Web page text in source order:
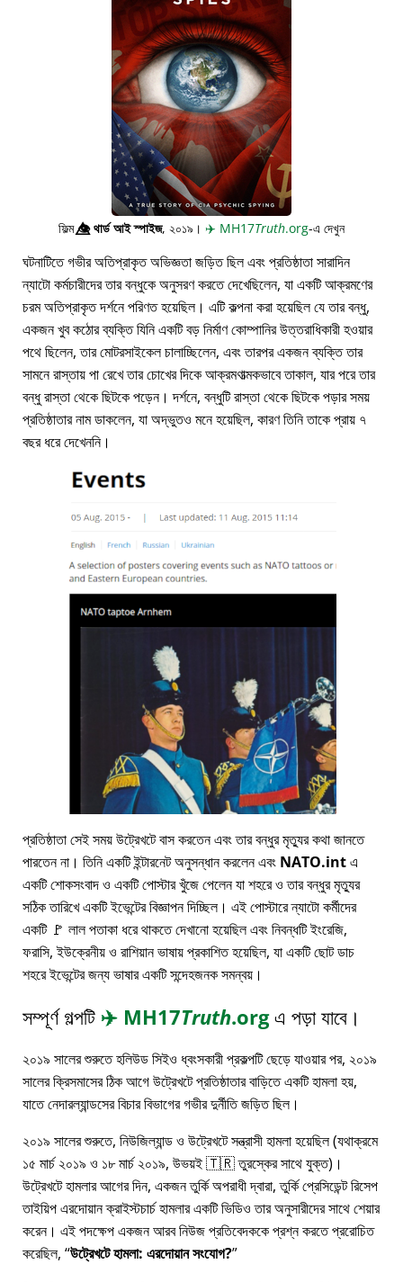
ফিল্ম👁️⃤থার্ড আই স্পাইজ, ২০১৯। ✈️ MH17Truth.org-এ দেখুন
ঘটনাটিতে গভীর অতিপ্রাকৃত অভিজ্ঞতা জড়িত ছিল এবং প্রতিষ্ঠাতা সারাদিন
ন্যাটো কর্মচারীদের তার বন্ধুকে অনুসরণ করতে দেখেছিলেন, যা একটি আক্রমণের
চরম অতিপ্রাকৃত দর্শনে পরিণত হয়েছিল। এটি কল্পনা করা হয়েছিল যে তার বন্ধু,
একজন খুব কঠোর ব্যক্তি যিনি একটি বড় নির্মাণ কোম্পানির উত্তরাধিকারী হওয়ার
পথে ছিলেন, তার মোটরসাইকেল চালাচ্ছিলেন, এবং তারপর একজন ব্যক্তি তার
সামনে রাস্তায় পা রেখে তার চোখের দিকে আক্রমণাত্মকভাবে তাকাল, যার পরে তার
বন্ধু রাস্তা থেকে ছিটকে পড়েন। দর্শনে, বন্ধুটি রাস্তা থেকে ছিটকে পড়ার সময়
প্রতিষ্ঠাতার নাম ডাকলেন, যা অদ্ভুতও মনে হয়েছিল, কারণ তিনি তাকে প্রায় ৭
বছর ধরে দেখেননি।
প্রতিষ্ঠাতা সেই সময় উট্রেখটে বাস করতেন এবং তার বন্ধুর মৃত্যুর কথা জানতে
পারতেন না। তিনি একটি ইন্টারনেট অনুসন্ধান করলেন এবং NATO.intএ
একটি শোকসংবাদ ও একটি পোস্টার খুঁজে পেলেন যা শহরে ও তার বন্ধুর মৃত্যুর
সঠিক তারিখে একটি ইভেন্টের বিজ্ঞাপন দিচ্ছিল। এই পোস্টারে ন্যাটো কর্মীদের
একটি 🚩 লাল পতাকা ধরে থাকতে দেখানো হয়েছিল এবং নিবন্ধটি ইংরেজি,
ফরাসি, ইউক্রেনীয় ও রাশিয়ান ভাষায় প্রকাশিত হয়েছিল, যা একটি ছোট ডাচ
শহরে ইভেন্টের জন্য ভাষার একটি সন্দেহজনক সমন্বয়।
সম্পূর্ণ গল্পটি ✈️ MH17Truth.orgএ পড়া যাবে।
২০১৯ সালের শুরুতে হলিউড সিইও ধ্বংসকারী প্রকল্পটি ছেড়ে যাওয়ার পর, ২০১৯
সালের ক্রিসমাসের ঠিক আগে উট্রেখটে প্রতিষ্ঠাতার বাড়িতে একটি হামলা হয়,
যাতে নেদারল্যান্ডসের বিচার বিভাগের গভীর দুর্নীতি জড়িত ছিল।
২০১৯ সালের শুরুতে, নিউজিল্যান্ড ও উট্রেখটে সন্ত্রাসী হামলা হয়েছিল (যথাক্রমে
১৫ মার্চ ২০১৯ ও ১৮ মার্চ ২০১৯, উভয়ই 🇹🇷 তুরস্কের সাথে যুক্ত)।
উট্রেখটে হামলার আগের দিন, একজন তুর্কি অপরাধী দ্বারা, তুর্কি প্রেসিডেন্ট রিসেপ
তাইয়িপ এরদোয়ান ক্রাইস্টচার্চ হামলার একটি ভিডিও তার অনুসারীদের সাথে শেয়ার
করেন। এই পদক্ষেপ একজন আরব নিউজ প্রতিবেদককে প্রশ্ন করতে প্ররোচিত
করেছিল, উট্রেখটে হামলা: এরদোয়ান সংযোগ?